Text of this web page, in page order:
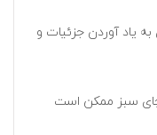
یاد آوردن جزئیات و
چای سبز ممکن است